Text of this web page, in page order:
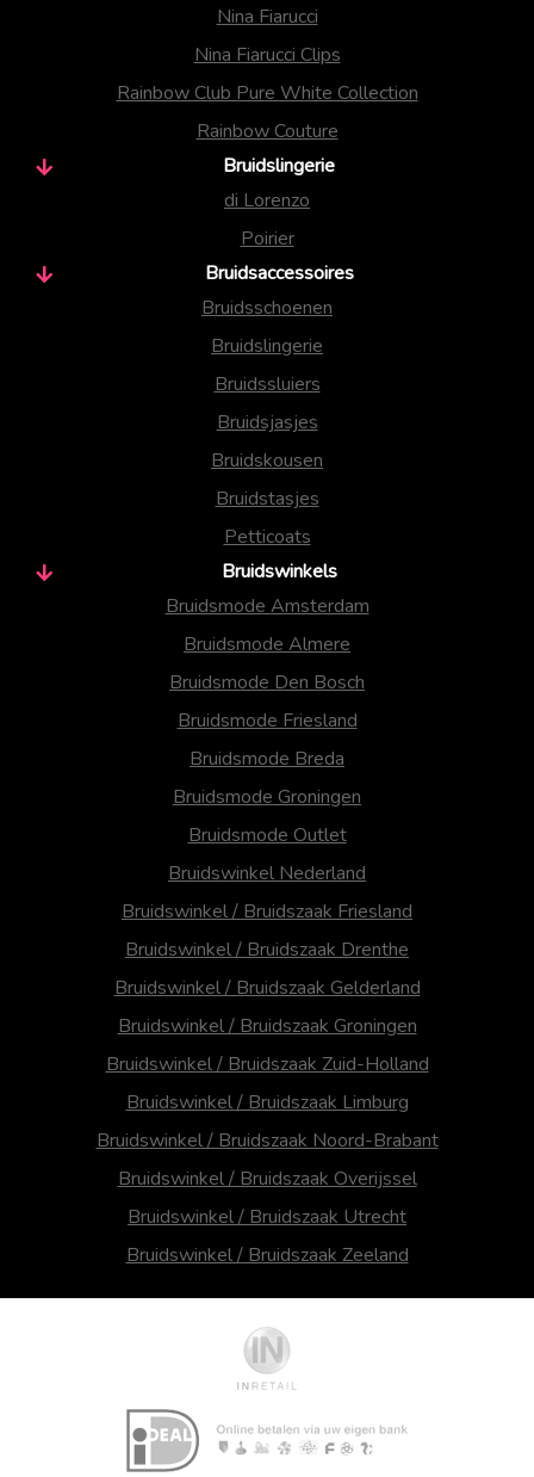
Nina Fiarucci
Nina Fiarucci Clips
Rainbow Club Pure White Collection
Rainbow Couture
Bruidslingerie
di Lorenzo
Poirier
Bruidsaccessoires
Bruidsschoenen
Bruidslingerie
Bruidssluiers
Bruidsjasjes
Bruidskousen
Bruidstasjes
Petticoats
Bruidswinkels
Bruidsmode Amsterdam
Bruidsmode Almere
Bruidsmode Den Bosch
Bruidsmode Friesland
Bruidsmode Breda
Bruidsmode Groningen
Bruidsmode Outlet
Bruidswinkel Nederland
Bruidswinkel / Bruidszaak Friesland
Bruidswinkel / Bruidszaak Drenthe
Bruidswinkel / Bruidszaak Gelderland
Bruidswinkel / Bruidszaak Groningen
Bruidswinkel / Bruidszaak Zuid-Holland
Bruidswinkel / Bruidszaak Limburg
Bruidswinkel / Bruidszaak Noord-Brabant
Bruidswinkel / Bruidszaak Overijssel
Bruidswinkel / Bruidszaak Utrecht
Bruidswinkel / Bruidszaak Zeeland